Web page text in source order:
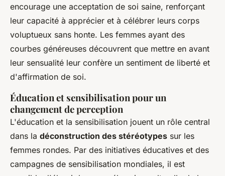
encourage une acceptation de soi saine, renforçant
leur capacité à apprécier et à célébrer leurs corps
voluptueux sans honte. Les femmes ayant des
courbes généreuses découvrent que mettre en avant
leur sensualité leur confère un sentiment de liberté et
d'affirmation de soi.
Éducation et sensibilisation pour un
changement de perception
L'éducation et la sensibilisation jouent un rôle central
dans la déconstruction des stéréotypes sur les
femmes rondes. Par des initiatives éducatives et des
campagnes de sensibilisation mondiales, il est